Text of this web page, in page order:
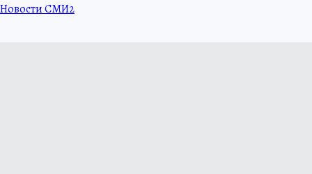
Новости СМИ2